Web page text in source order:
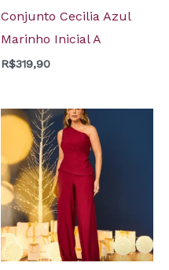
Conjunto Cecilia Azul
Marinho Inicial A
R$319,90